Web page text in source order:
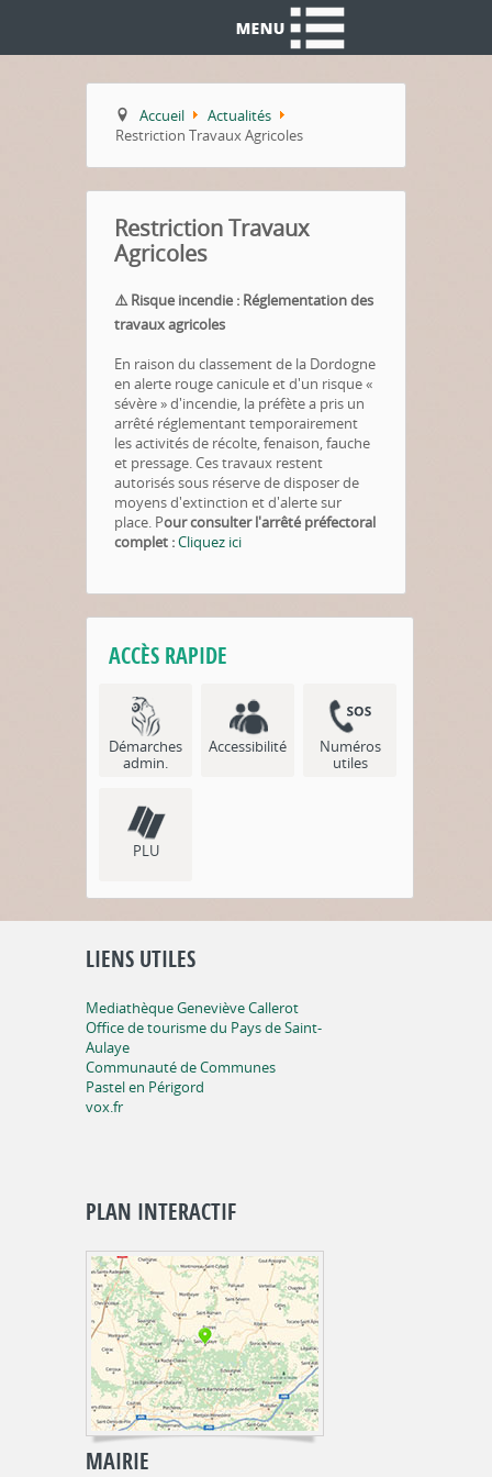
Accueil
Actualités
Restriction Travaux Agricoles
Restriction Travaux
Agricoles
⚠️ Risque incendie : Réglementation des
travaux agricoles
En raison du classement de la Dordogne
en alerte rouge canicule et d'un risque «
sévère » d'incendie, la préfète a pris un
arrêté réglementant temporairement
les activités de récolte, fenaison, fauche
et pressage.Ces travaux restent
autorisés sous réserve de disposer de
moyens d'extinction et d'alerte sur
place. Pour consulter l'arrêté préfectoral
complet :Cliquez ici
ACCÈS RAPIDE
Démarches
admin.
Accessibilité
Numéros
utiles
PLU
LIENS UTILES
Mediathèque Geneviève Callerot
Office de tourisme du Pays de Saint-
Aulaye
Communauté de Communes
Pastel en Périgord
vox.fr
PLAN INTERACTIF
MAIRIE